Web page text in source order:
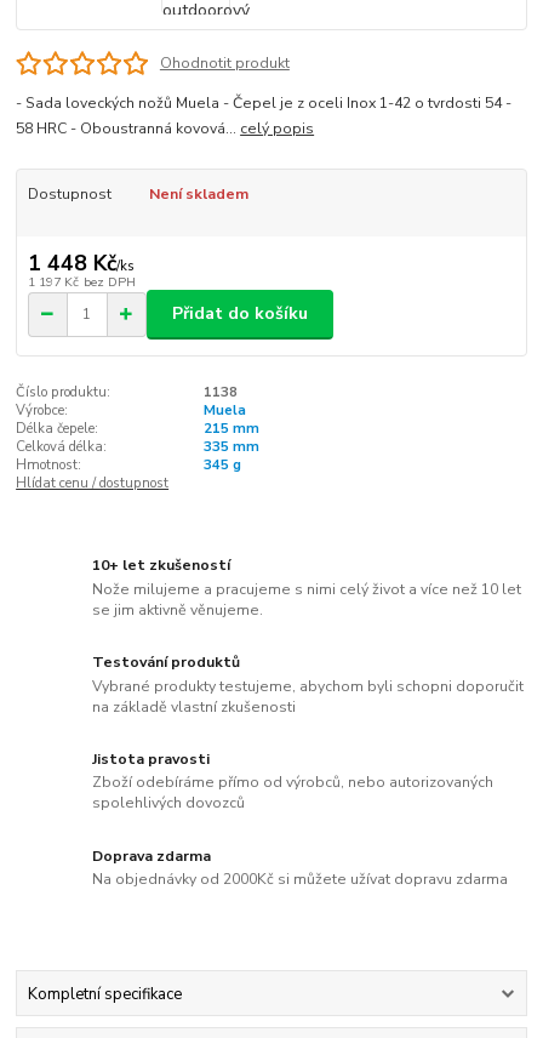
Ohodnotit produkt
- Sada loveckých nožů Muela - Čepel je z oceli Inox 1-42 o tvrdosti 54 -
58 HRC - Oboustranná kovová... celý popis
Dostupnost Není skladem
1 448 Kč/ks
1 197 Kč bez DPH
Přidat do košíku
Číslo produktu:
1138
Výrobce:
Muela
Délka čepele:
215 mm
Celková délka:
335 mm
Hmotnost:
345 g
Hlídat cenu / dostupnost
10+ let zkušeností
Nože milujeme a pracujeme s nimi celý život a více než 10 let
se jim aktivně věnujeme.
Testování produktů
Vybrané produkty testujeme, abychom byli schopni doporučit
na základě vlastní zkušenosti
Jistota pravosti
Zboží odebíráme přímo od výrobců, nebo autorizovaných
spolehlivých dovozců
Doprava zdarma
Na objednávky od 2000Kč si můžete užívat dopravu zdarma
Kompletní specifikace